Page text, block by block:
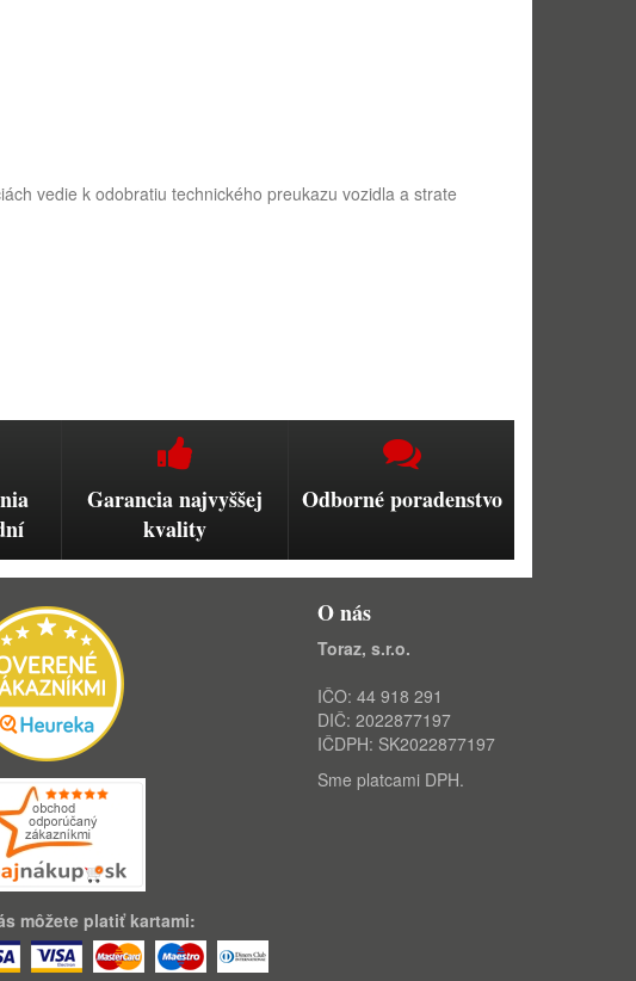
vedie k odobratiu technického preukazu vozidla a strate
Garancia najvyššej
kvality
Odborné poradenstvo
môžete platiť kartami:
O nás
Toraz, s.r.o.
IČO: 44 918 291
DIČ: 2022877197
IČDPH: SK2022877197
Sme platcami DPH.